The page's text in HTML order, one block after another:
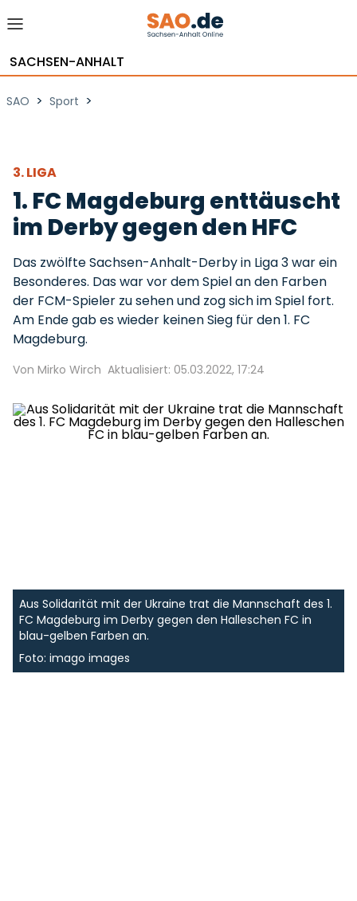
SACHSEN-ANHALT
SAO > Sport >
3. LIGA
1. FC Magdeburg enttäuscht
im Derby gegen den HFC
Das zwölfte Sachsen-Anhalt-Derby in Liga 3 war ein
Besonderes. Das war vor dem Spiel an den Farben
der FCM-Spieler zu sehen und zog sich im Spiel fort.
Am Ende gab es wieder keinen Sieg für den 1. FC
Magdeburg.
Von Mirko Wirch Aktualisiert: 05.03.2022, 17:24
Aus Solidarität mit der Ukraine trat die Mannschaft des 1.
FC Magdeburg im Derby gegen den Halleschen FC in
blau-gelben Farben an.
Foto: imago images